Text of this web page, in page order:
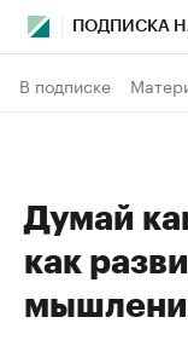
ПОДПИСКА
В подписке
Думай
как